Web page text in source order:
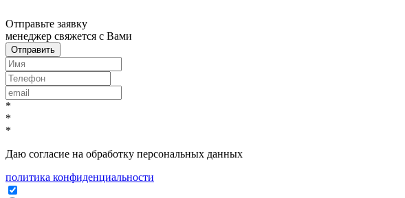
Отправьте заявку
менеджер свяжется с Вами
*
*
*
Даю согласие на обработку персональных данных
политика конфиденциальности